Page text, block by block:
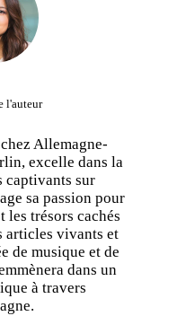
l'auteur
Allemagne-
excelle dans la
captivants sur
sa passion pour
trésors cachés
articles vivants et
de musique et de
dans un
à travers